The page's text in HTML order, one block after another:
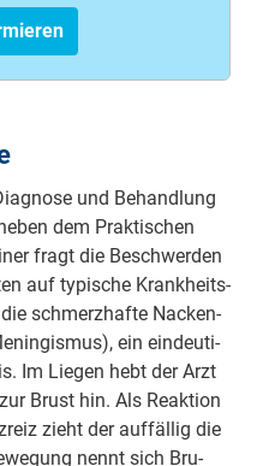
und Be­hand­lung
dem Prak­ti­schen
fragt die Be­schwer­den
auf ty­pi­sche Krank­heits­
schmerz­haf­te Na­cken­
ein ein­deu­ti­
Im Lie­gen hebt der Arzt
Brust hin. Als Re­ak­ti­on
zieht der auf­fäl­lig die
nennt sich Bru­